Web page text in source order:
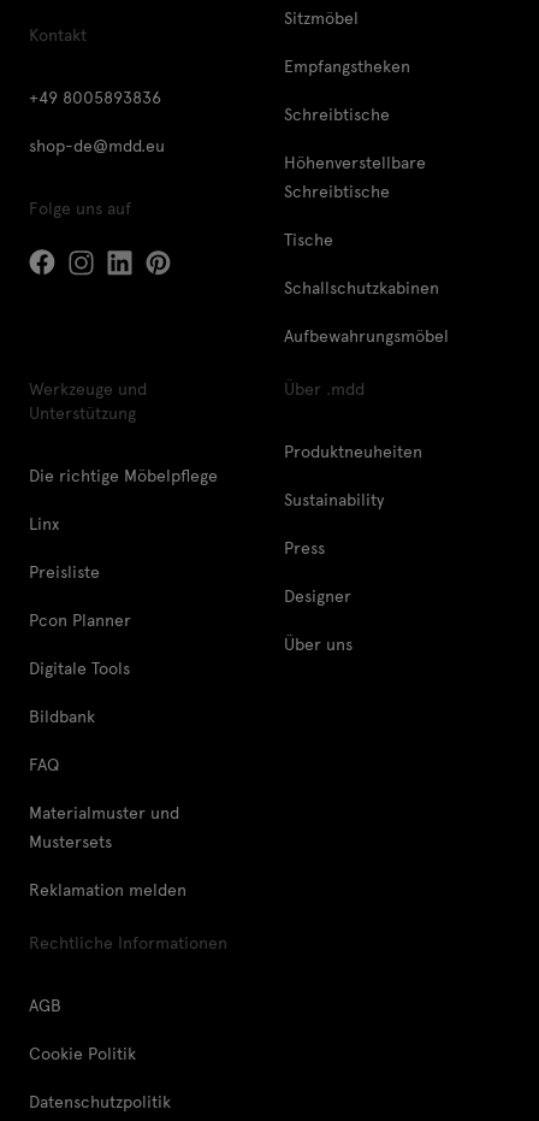
Kontakt
+49 8005893836
shop-de@mdd.eu
Folge uns auf
Sitzmöbel
Empfangstheken
Schreibtische
Höhenverstellbare
Schreibtische
Tische
Schallschutzkabinen
Aufbewahrungsmöbel
Werkzeuge und
Unterstützung
Die richtige Möbelpflege
Linx
Preisliste
Pcon Planner
Digitale Tools
Bildbank
FAQ
Materialmuster und
Mustersets
Reklamation melden
Über .mdd
Produktneuheiten
Sustainability
Press
Designer
Über uns
Rechtliche Informationen
AGB
Cookie Politik
Datenschutzpolitik